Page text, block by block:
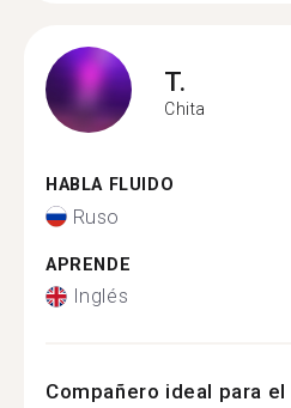
T.
Chita
HABLA FLUIDO
Ruso
APRENDE
Inglés
Compañero ideal para